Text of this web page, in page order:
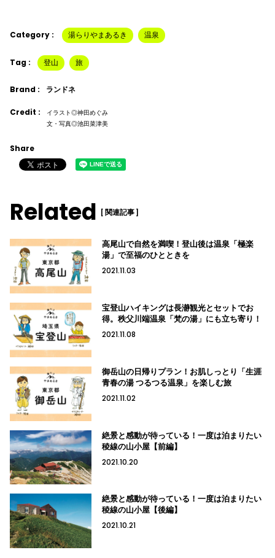
Category : 湯らりやまあるき 温泉
Tag : 登山 旅
Brand : ランドネ
Credit :
イラスト◎神田めぐみ
文・写真◎池田菜津美
Share
Related [ 関連記事 ]
高尾山で自然を満喫！登山後は温泉「極楽
湯」で至福のひとときを
2021.11.03
宝登山ハイキングは長瀞観光とセットでお
得。秩父川端温泉「梵の湯」にも立ち寄り！
2021.11.08
御岳山の日帰りプラン！お肌しっとり「生涯
青春の湯 つるつる温泉」を楽しむ旅
2021.11.02
絶景と感動が待っている！一度は泊まりたい
稜線の山小屋【前編】
2021.10.20
絶景と感動が待っている！一度は泊まりたい
稜線の山小屋【後編】
2021.10.21